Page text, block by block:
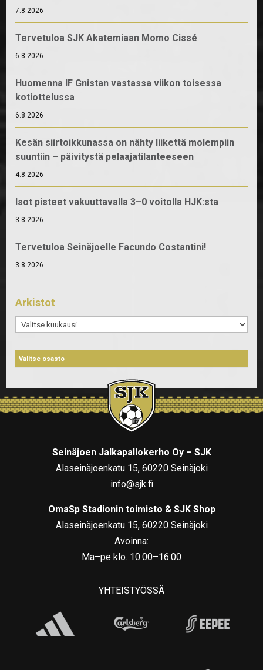
7.8.2026
Tervetuloa SJK Akatemiaan Momo Cissé
6.8.2026
Huomenna IF Gnistan vastassa viikon toisessa
kotiottelussa
6.8.2026
Kesän siirtoikkunassa on nähty liikettä molempiin
suuntiin – päivitystä pelaajatilanteeseen
4.8.2026
Isot pisteet vakuuttavalla 3–0 voitolla HJK:sta
3.8.2026
Tervetuloa Seinäjoelle Facundo Costantini!
3.8.2026
Arkistot
Arkistot
Seinäjoen Jalkapallokerho Oy – SJK
Alaseinäjoenkatu 15, 60220 Seinäjoki
info@sjk.fi
OmaSp Stadionin toimisto & SJK Shop
Alaseinäjoenkatu 15, 60220 Seinäjoki
Avoinna:
Ma–pe klo. 10:00–16:00
YHTEISTYÖSSÄ